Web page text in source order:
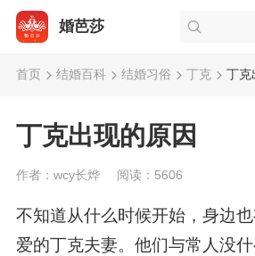
婚芭莎
首页 结婚百科 结婚习俗 丁克 丁克
丁克出现的原因
作者：wcy长烨 阅读：5606
不知道从什么时候开始，身边
爱的丁克夫妻。他们与常人没